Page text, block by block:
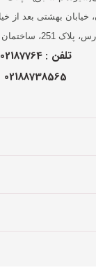
خیابان بهشتی بعد از
کلاسیک، طبقه دو
تلفن : 02187764
02188738565